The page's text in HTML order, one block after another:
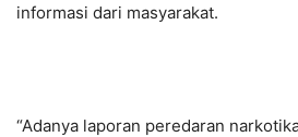
informasi dari masyarakat.
“Adanya laporan peredaran